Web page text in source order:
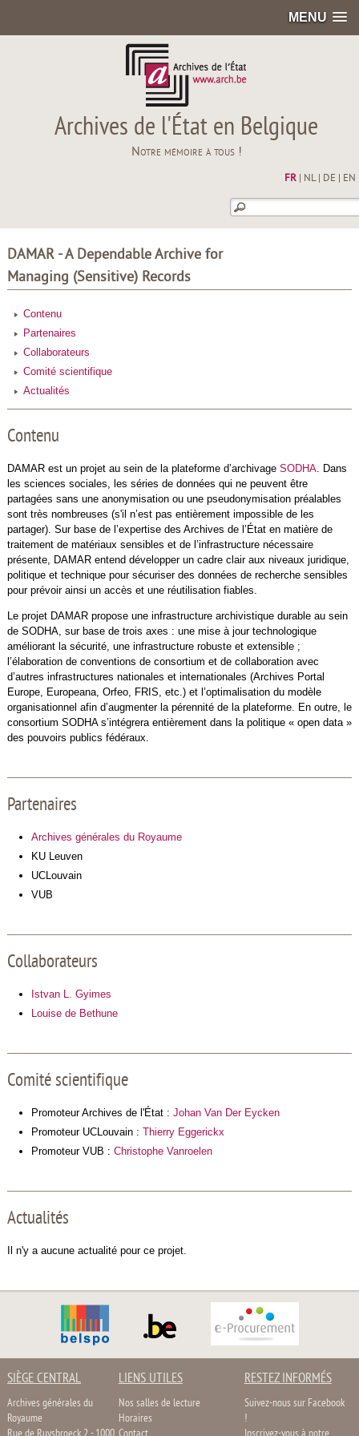
MENU
Archives de l'État en Belgique
Notre mémoire à tous !
FR| NL| DE EN
DAMAR - A Dependable Archive for
Managing (Sensitive) Records
Contenu
Partenaires
Collaborateurs
Comité scientifique
Actualités
Contenu
DAMAR est un projet au sein de la plateforme d’archivage SODHA. Dans
les sciences sociales, les séries de données qui ne peuvent être
partagées sans une anonymisation ou une pseudonymisation préalables
sont très nombreuses (s'il n’est pas entièrement impossible de les
partager). Sur base de l’expertise des Archives de l’État en matière de
traitement de matériaux sensibles et de l’infrastructure nécessaire
présente, DAMAR entend développer un cadre clair aux niveaux juridique,
politique et technique pour sécuriser des données de recherche sensibles
pour prévoir ainsi un accès et une réutilisation fiables.
Le projet DAMAR propose une infrastructure archivistique durable au sein
de SODHA, sur base de trois axes : une mise à jour technologique
améliorant la sécurité, une infrastructure robuste et extensible ;
l’élaboration de conventions de consortium et de collaboration avec
d’autres infrastructures nationales et internationales (Archives Portal
Europe, Europeana, Orfeo, FRIS, etc.) et l’optimalisation du modèle
organisationnel afin d’augmenter la pérennité de la plateforme. En outre, le
consortium SODHA s’intégrera entièrement dans la politique « open data »
des pouvoirs publics fédéraux.
Partenaires
Archives générales du Royaume
KU Leuven
UCLouvain
VUB
Collaborateurs
Istvan L. Gyimes
Louise de Bethune
Comité scientifique
Promoteur Archives de l'État : Johan Van Der Eycken
Promoteur UCLouvain : Thierry Eggerickx
Promoteur VUB : Christophe Vanroelen
Actualités
Il n'y a aucune actualité pour ce projet.
SIÈGE CENTRAL
Archives générales du
Royaume
LIENS UTILES
Nos salles de lecture
Horaires
RESTEZ INFORMÉS
Suivez-nous sur Facebook
!